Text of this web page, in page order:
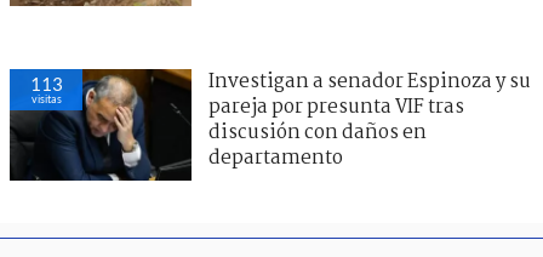
113
visitas
Investigan a senador Espinoza y su
pareja por presunta VIF tras
discusión con daños en
departamento